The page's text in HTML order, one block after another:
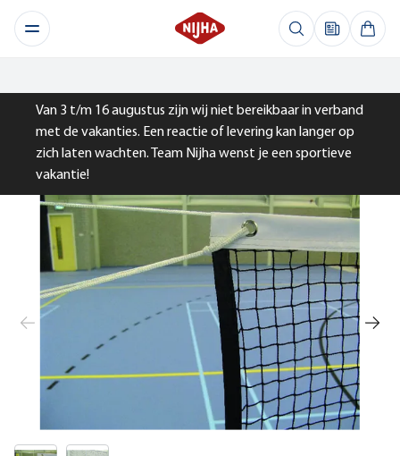
Van 3 t/m 16 augustus zijn wij niet bereikbaar in verband
met de vakanties. Een reactie of levering kan langer op
zich laten wachten. Team Nijha wenst je een sportieve
vakantie!